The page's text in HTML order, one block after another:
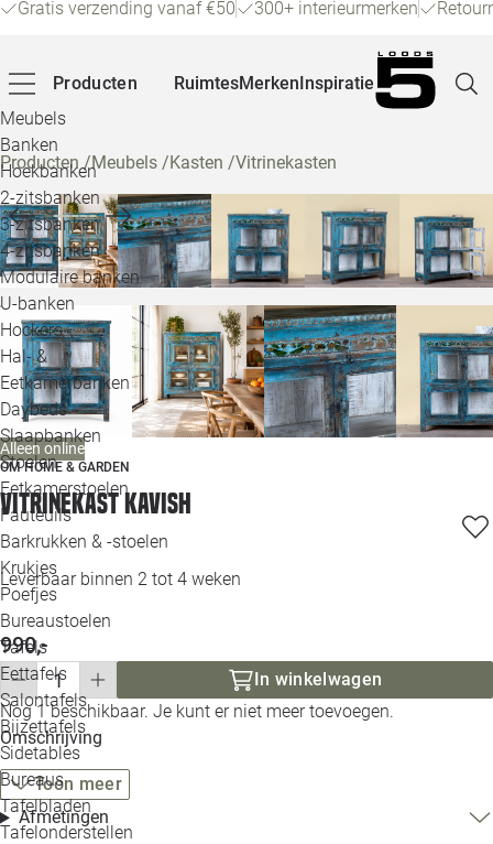
Gratis verzending vanaf €50 300+ interieurmerken
Producten
Meubels
Banken
Hoekbanken
2-zitsbanken
3-zitsbanken
4-zitsbanken
Modulaire banken
U-banken
Hockers
Hal- &
Eetkamerbanken
Daybeds
Slaapbanken
Stoelen
Eetkamerstoelen
Fauteuils
Barkrukken & -stoelen
Krukjes
Poefjes
Bureaustoelen
Tafels
Eettafels
Salontafels
Bijzettafels
Sidetables
Bureaus
Tafelbladen
Tafelonderstellen
RuimtesMerkenInspiratie
Alle
Producten/Meubels /Kasten /Vitrinekasten
Alleen online
OM HOME & GARDEN
Vitrinekast Kavish
Leverbaar binnen 2 tot 4 weken
990,-
In winkelwagen
Nog 1 beschikbaar. Je kunt er niet meer toevoegen.
Omschrijving
Toon meer
Afmetingen